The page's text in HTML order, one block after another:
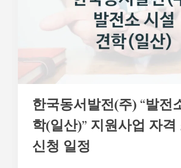
한국동서발전(주) “발전
학(일산)” 지원사업 자격
신청 일정